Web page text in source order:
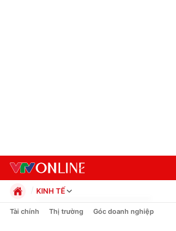
KINH TẾ
Chính trị
Tài chính Thị trường Góc doanh nghiệp